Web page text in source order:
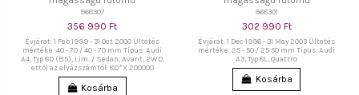
968307
356 990 Ft
Évjárat: 1 Feb 1999 - 31 Oct 2000 Ültetés
mértéke: 40 - 70 / 40 - 70 mm Típus: Audi
A4, Typ 8D (B5), Lim. / Sedan, Avant, 2WD,
ettől az alvázszámtól: 8D*X 200000
Kosárba
968301
302 990 Ft
Évjárat: 1 Dec 1996 - 31 May 2003 Ültetés
mértéke: 25 - 50 / 25 50 mm Típus: Audi
A3, Typ 8L, Quattro
Kosárba